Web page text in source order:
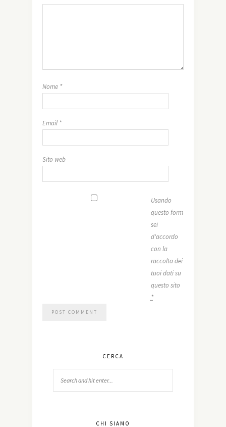
Nome *
Email *
Sito web
Usando
questo form
sei
d'accordo
con la
raccolta dei
tuoi dati su
questo sito
*
CERCA
CHI SIAMO